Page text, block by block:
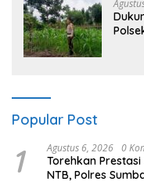
Popular Post
1 Agustus 6, 2026 0
Torehkan
NTB, Polres